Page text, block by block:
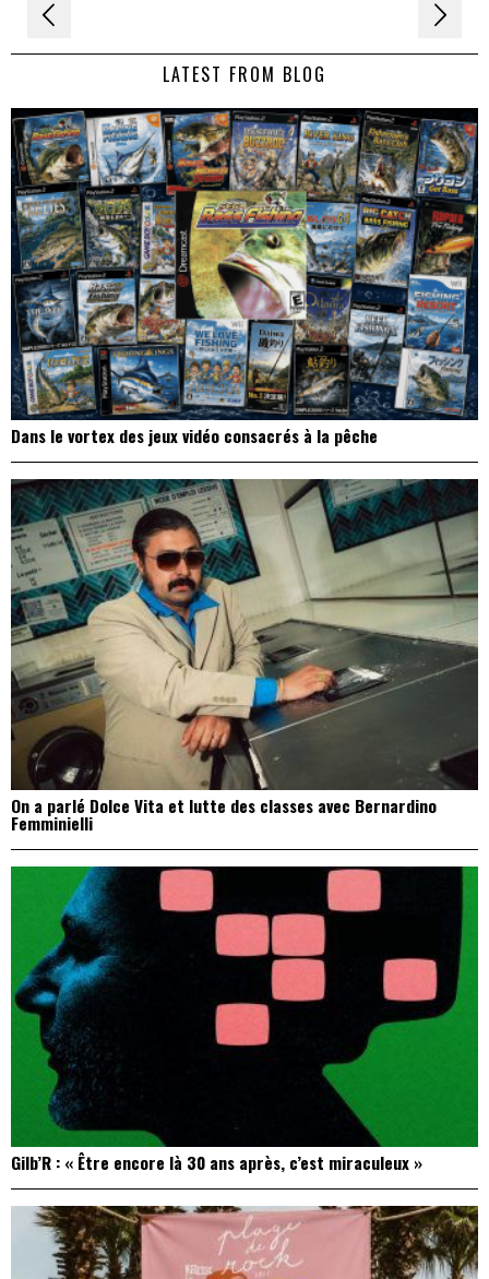
Navigation
de LATEST FROM BLOG
Dans le vortex des jeux vidéo consacrés à la pêche
On a parlé Dolce Vita et lutte des classes avec Bernardino
Femminielli
Gilb’R : « Être encore là 30 ans après, c’est miraculeux »